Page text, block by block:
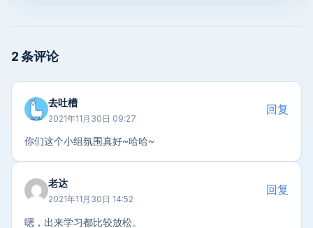
2 条评论
去吐槽
2021年11月30日 09:27
回复
你们这个小组氛围真好~哈哈~
老达
2021年11月30日 14:52
回复
嗯，出来学习都比较放松。